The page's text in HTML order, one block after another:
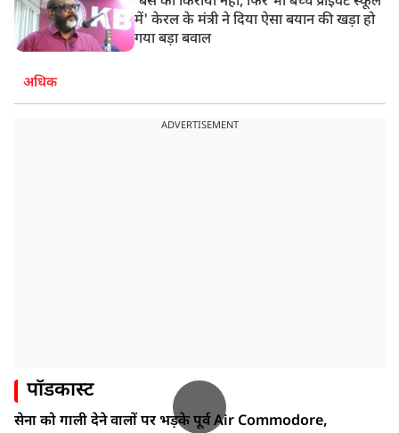
में' केरल के मंत्री ने दिया ऐसा बयान की खड़ा हो
गया बड़ा बवाल
अधिक
ADVERTISEMENT
पॉडकास्ट
सेना को गाली देने वालों पर भड़के पूर्व Air Commodore,